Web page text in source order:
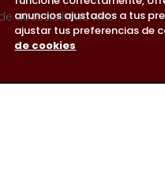
accesibilidad web
anuncios ajustados a tus
ajustar tus preferencias de
de cookies